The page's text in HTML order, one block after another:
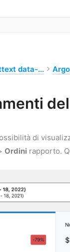
data-...
di
Ordini rapporto.